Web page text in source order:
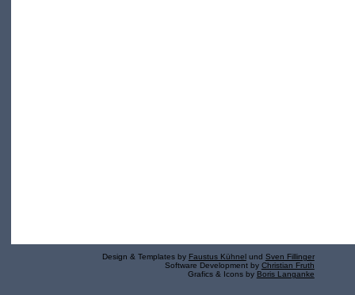
Design & Templates by Faustus Kühnel und Sven Fillinger
Software Development by Christian Fruth
Grafics & Icons by Boris Langanke